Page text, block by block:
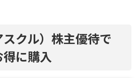
スクル）株主優待で
に購入